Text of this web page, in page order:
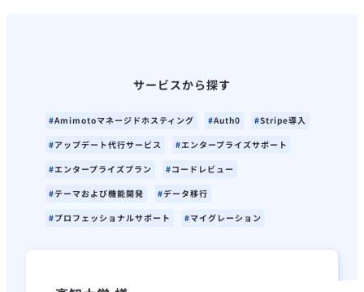
サービスから探す
Amimotoマネージドホスティング Auth0
Stripe導入
アップデート代行サービス
エンタープライズサポート
エンタープライズプラン
コードレビュー
テーマおよび機能開発
データ移行
プロフェッショナルサポート
マイグレーション